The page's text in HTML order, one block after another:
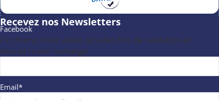
Recevez nos Newsletters
Facebook
Ce champ n’est utilisé qu’à des fins de validation et
devrait rester inchangé.
Email*